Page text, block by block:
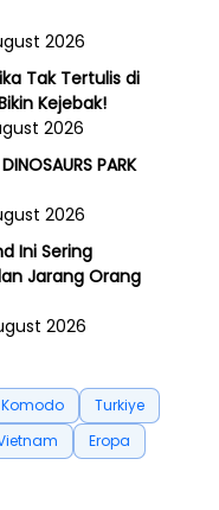
2026
Tak Tertulis di
Kejebak!
2026
PARK
2026
Ini Sering
Jarang Orang
2026
Turkiye
Eropa